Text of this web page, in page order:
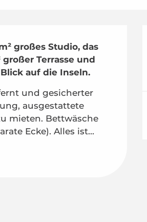
großes Studio, das
Terrasse und
auf die Inseln.
und gesicherter
ausgestattete
mieten. Bettwäsche
Ecke). Alles ist...